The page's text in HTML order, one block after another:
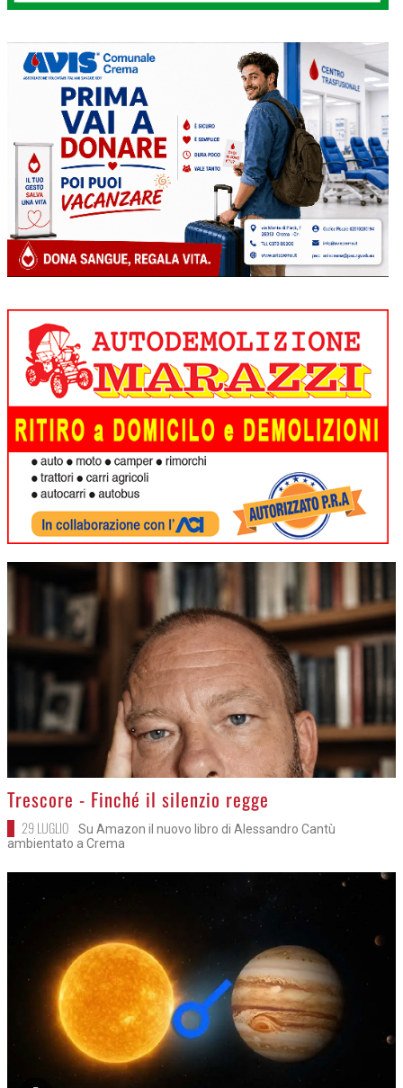
>
Trescore - Finché il silenzio regge
29 LUGLIO
Su Amazon il nuovo libro di Alessandro Cantù
ambientato a Crema